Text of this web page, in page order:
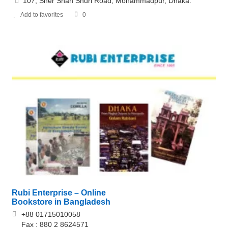
Add to favorites 0
Rubi Enterprise – Online
Bookstore in Bangladesh
+88 01715010058
Fax : 880 2 8624571